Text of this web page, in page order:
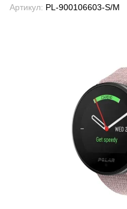
Артикул: PL-900106603-S/M